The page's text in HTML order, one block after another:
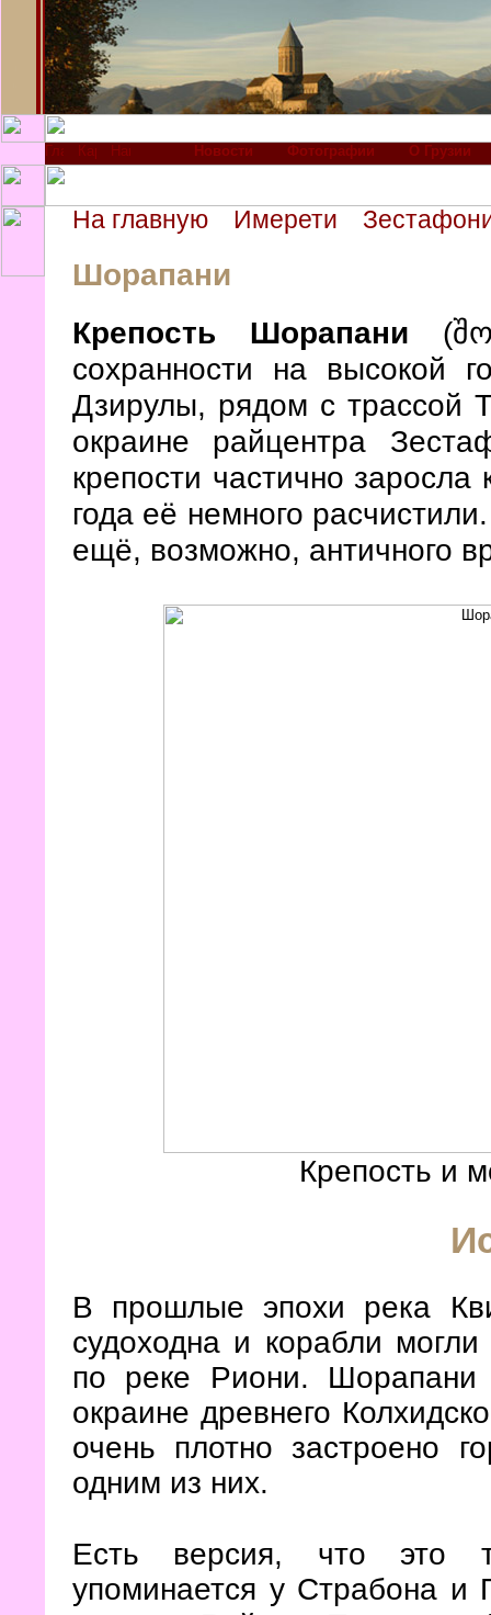
Новости Фотографии О Грузии
На главную Имерети
Шорапани
Крепость Шорапани
сохранности на высокой
Дзирулы, рядом с трассой
окраине райцентра
крепости частично заросла
года её немного
ещё, возможно, античного
Крепость и
В прошлые эпохи река
судоходна и корабли
по реке Риони. Шорапани
окраине древнего
очень плотно застроено
одним из них.
Есть версия, что это
упоминается у Страбона и